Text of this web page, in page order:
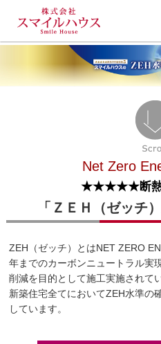
スマイルハ
ウス
Net Zero
★★★★★断熱
「ＺＥＨ（ゼッチ
ZEH（ゼッチ）とはNET ZERO
年までのカーボンニュートラル実
削減を目的として施工実施されて
新築住宅全てにおいてZEH水準の
しています。